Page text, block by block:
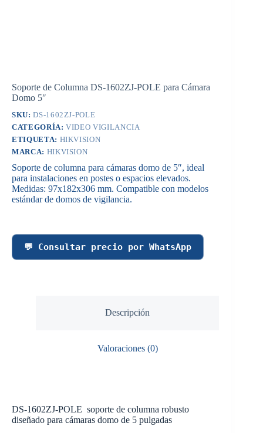
Soporte de Columna DS-1602ZJ-POLE para Cámara
Domo 5″
SKU:DS-1602ZJ-POLE
CATEGORÍA:VIDEO VIGILANCIA
ETIQUETA: HIKVISION
MARCA: HIKVISION
Soporte de columna para cámaras domo de 5″, ideal
para instalaciones en postes o espacios elevados.
Medidas: 97x182x306 mm. Compatible con modelos
estándar de domos de vigilancia.
💬 Consultar precio por WhatsApp
Descripción
Valoraciones (0)
DS-1602ZJ-POLE soporte de columna robusto
diseñado para cámaras domo de 5 pulgadas